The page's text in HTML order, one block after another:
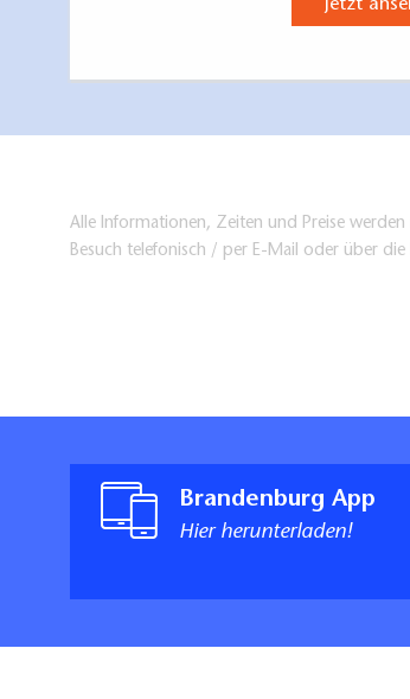
Jetzt
Alle Informationen, Zeiten und Preise
Besuch telefonisch / per E-Mail oder über
Brandenburg App
Hier herunterladen!